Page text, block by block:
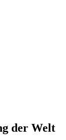
der Welt